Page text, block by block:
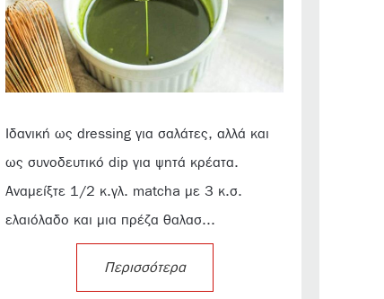
Ιδανική ως dressing για σαλάτες, αλλά και
ως συνοδευτικό dip για ψητά κρέατα.
Αναμείξτε 1/2 κ.γλ. matcha με 3 κ.σ.
ελαιόλαδο και μια πρέζα θαλασ...
Περισσότερα